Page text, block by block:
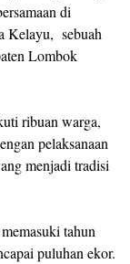
di
Kelayu, sebuah
Lombok
ribuan warga,
pelaksanaan
menjadi tradisi
tahun
puluhan ekor.